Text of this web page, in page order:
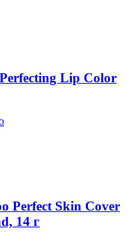
Lip Color
Perfect Skin Cover
14 г